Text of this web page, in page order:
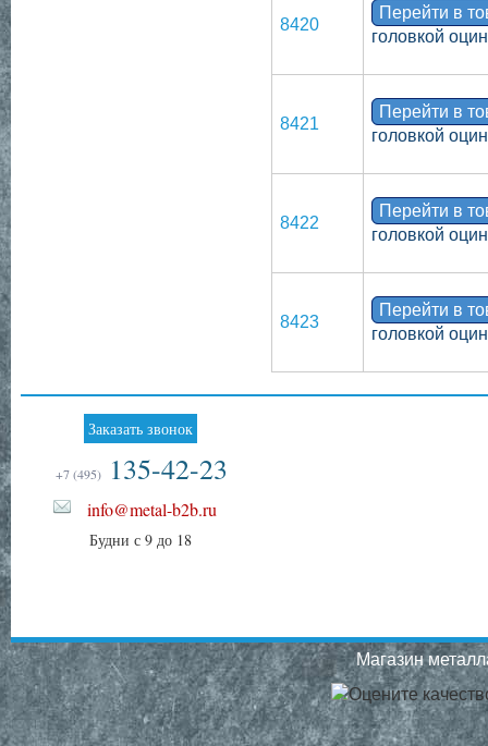
8420
Перейти в
головкой
8421
Перейти в
головкой
8422
Перейти в
головкой
8423
Перейти в
головкой
Заказать звонок
+7 (495) 135-42-23
info@metal-b2b.ru
Будни с 9 до 18
Магазин